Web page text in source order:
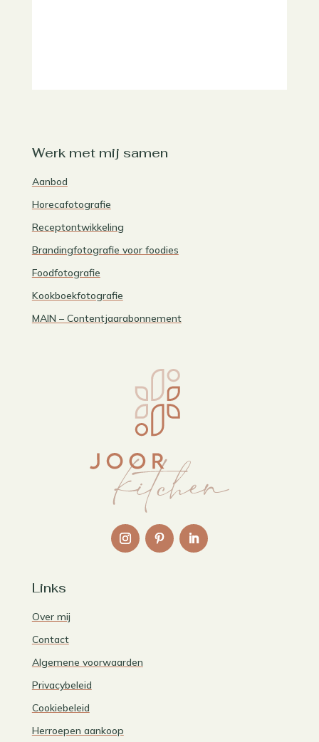
Werk met mij samen
Aanbod
Horecafotografie
Receptontwikkeling
Brandingfotografie voor foodies
Foodfotografie
Kookboekfotografie
MAIN – Contentjaarabonnement
Links
Over mij
Contact
Algemene voorwaarden
Privacybeleid
Cookiebeleid
Herroepen aankoop